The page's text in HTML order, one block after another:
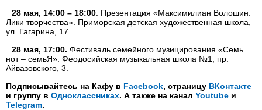
28 мая, 14:00 – 18:00 . Презентация «Максимилиан Волошин.
Лики творчества». Приморская детская художественная школа,
ул. Гагарина, 17.
28 мая, 17:00. Фестиваль семейного музицирования «Семь
нот – семьЯ». Феодосийская музыкальная школа №1, пр.
Айвазовского, 3.
Подписывайтесь на Кафу в Facebook, страницу ВКонтакте
и группу в Одноклассниках. А также на канал Youtube и
Telegram.